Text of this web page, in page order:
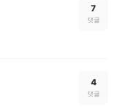
7
댓글
4
댓글